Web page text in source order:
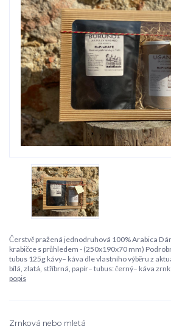
Čerstvě pražená jednodruhová 100% Arabica
krabičce s průhledem - (250x190x70 mm)
tubus 125g kávy– káva dle vlastního výběru z
bílá, zlatá, stříbrná, papír– tubus: černý– káva
popis
Zrnková nebo mletá